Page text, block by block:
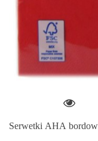
Serwetki AHA